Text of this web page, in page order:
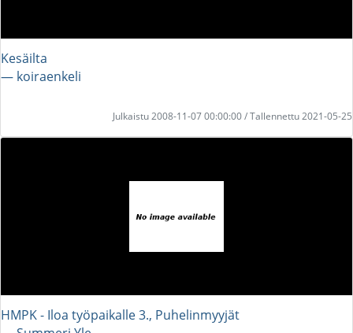
Kesäilta
― koiraenkeli
Julkaistu 2008-11-07 00:00:00 / Tallennettu 2021-05-25
HMPK - Iloa työpaikalle 3., Puhelinmyyjät